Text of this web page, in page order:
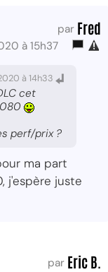
par Fred
à 15h37
à 14h33
cet
perf/prix ?
ma part
j'espère juste
par Eric B.